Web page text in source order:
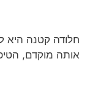
חלודה קטנה היא
אותה מוקדם,